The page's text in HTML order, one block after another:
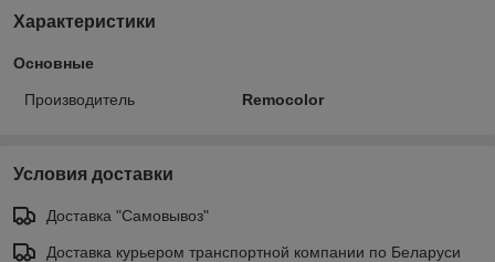
Характеристики
Основные
Производитель Remocolor
Условия доставки
Доставка "Самовывоз"
Доставка курьером транспортной компании по Беларуси